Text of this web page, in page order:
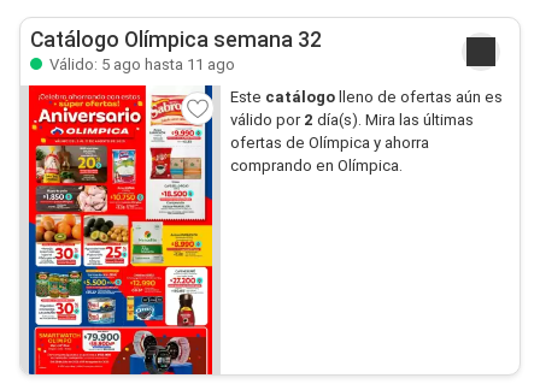
Catálogo Olímpica semana 32
Válido: 5 ago hasta 11 ago
Este catálogolleno de ofertas aún es
válido por 2 día(s). Mira las últimas
ofertas de Olímpica y ahorra
comprando en Olímpica.